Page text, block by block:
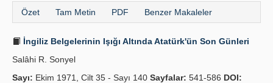
Özet Tam Metin PDF Benzer Makaleler
İngiliz Belgelerinin Işığı Altında Atatürk'ün Son Günleri
Salâhi R. Sonyel
Sayı: Ekim 1971, Cilt 35 - Sayı 140 Sayfalar: 541-586 DOI: